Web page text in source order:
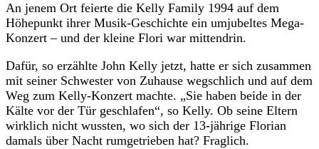
An jenem Ort feierte die Kelly Family 1994 auf dem
Höhepunkt ihrer Musik-Geschichte ein umjubeltes Mega-
Konzert – und der kleine Flori war mittendrin.
Dafür, so erzählte John Kelly jetzt, hatte er sich zusammen
mit seiner Schwester von Zuhause wegschlich und auf dem
Weg zum Kelly-Konzert machte. „Sie haben beide in der
Kälte vor der Tür geschlafen“, so Kelly. Ob seine Eltern
wirklich nicht wussten, wo sich der 13-jährige Florian
damals über Nacht rumgetrieben hat? Fraglich.